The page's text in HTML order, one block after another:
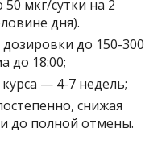
мкг/сутки на 2
дня).
до 150-300
до 18:00;
— 4-7 недель;
снижая
до полной отмены.